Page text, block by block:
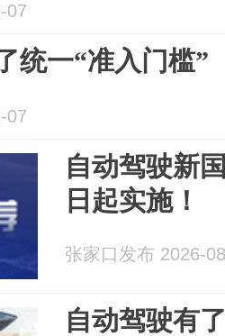
07
统一“准入门槛”
07
自动驾驶新
日起实施！
张家口发布 2026-
自动驾驶有